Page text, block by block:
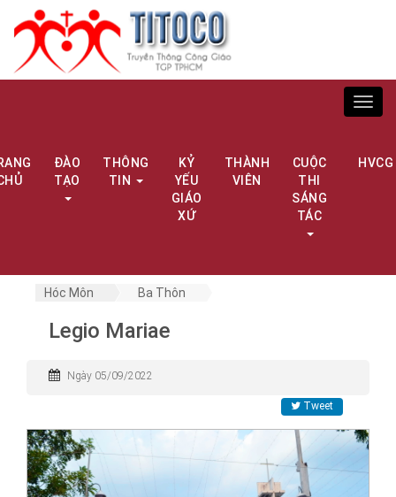
ĐÀO
TẠO
THÔNG
TIN
KỶ
YẾU
GIÁO
XỨ
THÀNH
VIÊN
CUỘC
THI
SÁNG
TÁC
HVCG
Hóc Môn Ba Thôn
Legio Mariae
Ngày 05/09/2022
Tweet